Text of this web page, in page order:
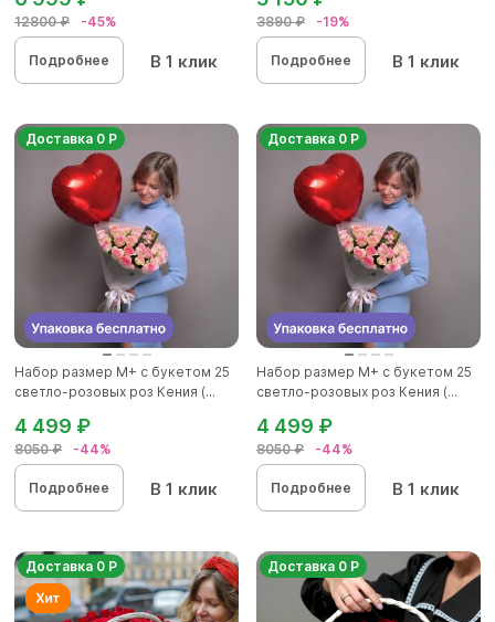
12800 ₽ -45%
Подробнее В 1 клик
3890 ₽ -19%
Подробнее В 1 клик
Доставка 0 Р
Набор размер М+ с букетом 25
светло-розовых роз Кения (...
8050 ₽ -44%
4 499 ₽
Подробнее В 1 клик
Доставка 0 Р
Набор размер М+ с букетом 25
светло-розовых роз Кения (...
8050 ₽ -44%
4 499 ₽
Подробнее В 1 клик
Доставка 0 Р Доставка 0 Р